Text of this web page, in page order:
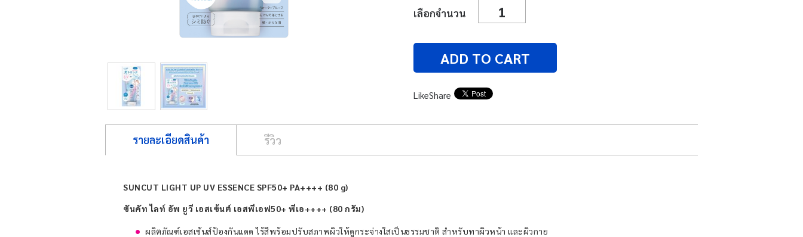
เลือกจำนวน
ADD TO CART
LikeShare
รายละเอียดสินค้า รีวิว
SUNCUT LIGHT UP UV ESSENCE SPF50+ PA++++ (80 g)
ซันคัท ไลท์ อัพ ยูวี เอสเซ้นต์ เอสพีเอฟ50+ พีเอ++++ (80 กรัม)
ผลิตภัณฑ์เอสเซ้นส์ป้องกันแดด ไร้สีพร้อมปรับสภาพผิวให้ดูกระจ่างใสเป็นธรรมชาติ สำหรับทาผิวหน้า และผิวกาย